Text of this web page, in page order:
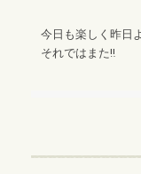
今日も楽しく昨日
それではまた‼︎